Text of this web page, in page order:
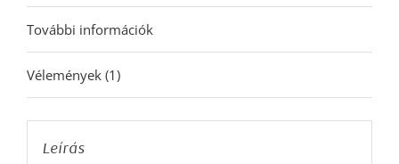
További információk
Vélemények (1)
Leírás